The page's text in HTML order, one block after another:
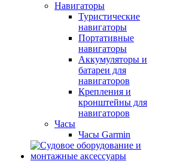
Навигаторы
Туристические
навигаторы
Портативные
навигаторы
Аккумуляторы и
батареи для
навигаторов
Крепления и
кронштейны для
навигаторов
Часы
Часы Garmin